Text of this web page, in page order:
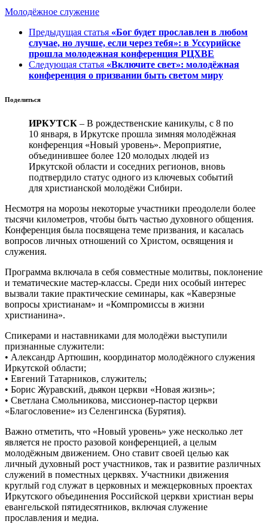
Молодёжное служение
Предыдущая статья «Бог будет прославлен в любом
случае, но лучше, если через тебя»: в Уссурийске
прошла молодежная конференция РЦХВЕ
Следующая статья «Включите свет»: молодёжная
конференция о призвании быть светом миру
Поделиться
ИРКУТСК – В рождественские каникулы, с 8 по
10 января, в Иркутске прошла зимняя молодёжная
конференция «Новый уровень». Мероприятие,
объединившее более 120 молодых людей из
Иркутской области и соседних регионов, вновь
подтвердило статус одного из ключевых событий
для христианской молодёжи Сибири.
Несмотря на морозы некоторые участники преодолели более
тысячи километров, чтобы быть частью духовного общения.
Конференция была посвящена теме призвания, и касалась
вопросов личных отношений со Христом, освящения и
служения.
Программа включала в себя совместные молитвы, поклонение
и тематические мастер-классы. Среди них особый интерес
вызвали такие практические семинары, как «Каверзные
вопросы христианам» и «Компромиссы в жизни
христианина».
Спикерами и наставниками для молодёжи выступили
признанные служители:
• Александр Артюшин, координатор молодёжного служения
Иркутской области;
• Евгений Татарников, служитель;
• Борис Журавский, дьякон церкви «Новая жизнь»;
• Светлана Смольникова, миссионер-пастор церкви
«Благословение» из Селенгинска (Бурятия).
Важно отметить, что «Новый уровень» уже несколько лет
является не просто разовой конференцией, а целым
молодёжным движением. Оно ставит своей целью как
личный духовный рост участников, так и развитие различных
служений в поместных церквях. Участники движения
круглый год служат в церковных и межцерковных проектах
Иркутского объединения Российской церкви христиан веры
евангельской пятидесятников, включая служение
прославления и медиа.